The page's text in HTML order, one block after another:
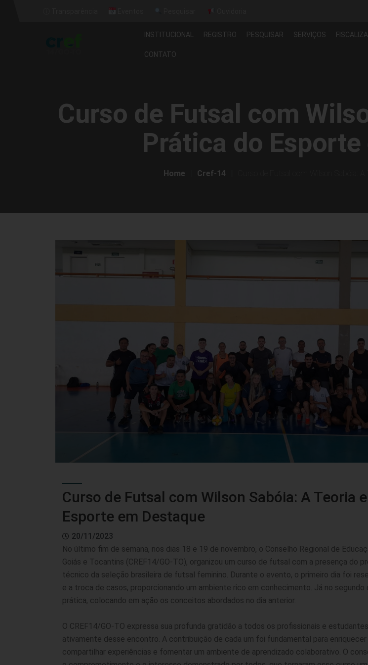
INSTITUCIONAL REGISTRO PESQUISAR SERVIÇOS
CONTATO
Curso de Futsal com
Prática do
Home Cref-14
Curso de Futsal com Wilson Sabóia: A Teoria
Esporte em Destaque
20/11/2023
No último fim de semana, nos dias 18 e 19 de novembro, o Conselho Regional de
Goiás e Tocantins (CREF14/GO-TO), organizou um curso de futsal com a presença do
técnico da seleção brasileira de futsal feminino. Durante o evento, o primeiro dia foi
e a troca de casos, proporcionando um ambiente rico em conhecimento. Já no segundo
prática, colocando em ação os conceitos abordados no dia anterior.
O CREF14/GO-TO expressa sua profunda gratidão a todos os profissionais e
ativamente desse encontro. A contribuição de cada um foi fundamental para enriquecer
compartilhar experiências e fomentar um ambiente de aprendizado colaborativo. O